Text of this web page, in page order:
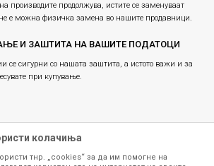
производите продолжува, истите се заменуваат
не е можна физичка замена во нашите продавници.
И ЗАШТИТА НА ВАШИТЕ ПОДАТОЦИ
се сигурни со нашата заштита, а истото важи и за
при купување.
колачиња
тнр. „cookies“ за да им помогне на